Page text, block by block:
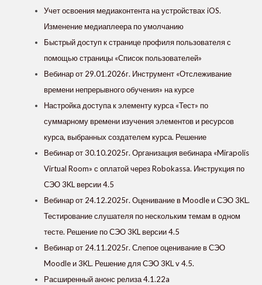
Учет освоения медиаконтента на устройствах iOS.
Изменение медиаплеера по умолчанию
Быстрый доступ к странице профиля пользователя с
помощью страницы «Список пользователей»
Вебинар от 29.01.2026г. Инструмент «Отслеживание
времени непрерывного обучения» на курсе
Настройка доступа к элементу курса «Тест» по
суммарному времени изучения элементов и ресурсов
курса, выбранных создателем курса. Решение
Вебинар от 30.10.2025г. Организация вебинара «Mirapolis
Virtual Room» с оплатой через Robokassa. Инструкция по
СЭО 3KL версии 4.5
Вебинар от 24.12.2025г. Оценивание в Moodle и СЭО 3KL.
Тестирование слушателя по нескольким темам в одном
тесте. Решение по СЭО 3KL версии 4.5
Вебинар от 24.11.2025г. Слепое оценивание в СЭО
Moodle и 3KL. Решение для СЭО 3KL v 4.5.
Расширенный анонс релиза 4.1.22a